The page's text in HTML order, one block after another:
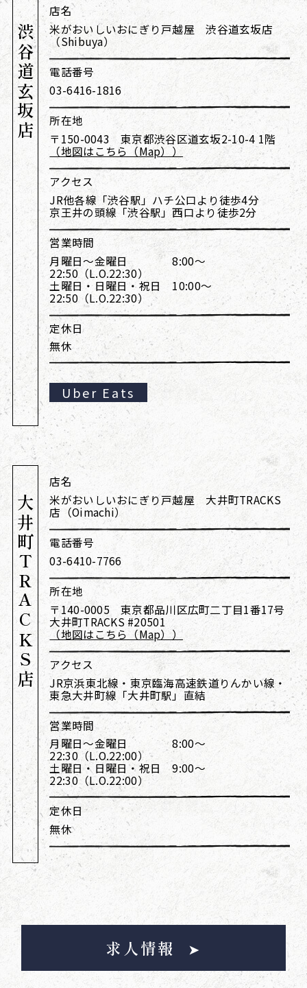
渋谷道玄坂店
店名
米がおいしいおにぎり戸越屋 渋谷道玄坂店
（Shibuya）
電話番号
03-6416-1816
所在地
〒150-0043 東京都渋谷区道玄坂2-10-4 1階
（地図はこちら（Map））
アクセス
JR他各線「渋谷駅」ハチ公口より徒歩4分
京王井の頭線「渋谷駅」西口より徒歩2分
営業時間
月曜日～金曜日 8:00～
22:50（L.O.22:30）
土曜日・日曜日・祝日 10:00～
22:50（L.O.22:30）
定休日
無休
Uber Eats
大井町TRACKS店
店名
米がおいしいおにぎり戸越屋 大井町TRACKS
店（Oimachi）
電話番号
03-6410-7766
所在地
〒140-0005 東京都品川区広町二丁目1番17号
大井町TRACKS #20501
（地図はこちら（Map））
アクセス
JR京浜東北線・東京臨海高速鉄道りんかい線・
東急大井町線「大井町駅」直結
営業時間
月曜日～金曜日 8:00～
22:30（L.O.22:00）
土曜日・日曜日・祝日 9:00～
22:30（L.O.22:00）
定休日
無休
求人情報 ➤